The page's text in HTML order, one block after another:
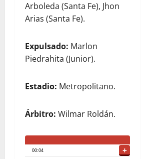
Arboleda (Santa Fe), Jhon
Arias (Santa Fe).
Expulsado: Marlon
Piedrahita (Junior).
Estadio: Metropolitano.
Árbitro: Wilmar Roldán.